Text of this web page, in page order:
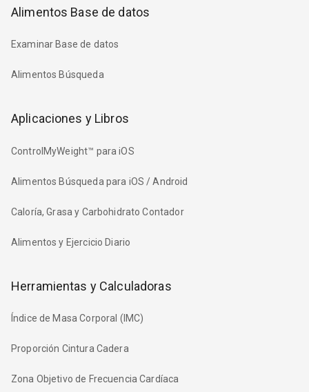
Alimentos Base de datos
Examinar Base de datos
Alimentos Búsqueda
Aplicaciones y Libros
ControlMyWeight™ para iOS
Alimentos Búsqueda para iOS / Android
Caloría, Grasa y Carbohidrato Contador
Alimentos y Ejercicio Diario
Herramientas y Calculadoras
Índice de Masa Corporal (IMC)
Proporción Cintura Cadera
Zona Objetivo de Frecuencia Cardíaca